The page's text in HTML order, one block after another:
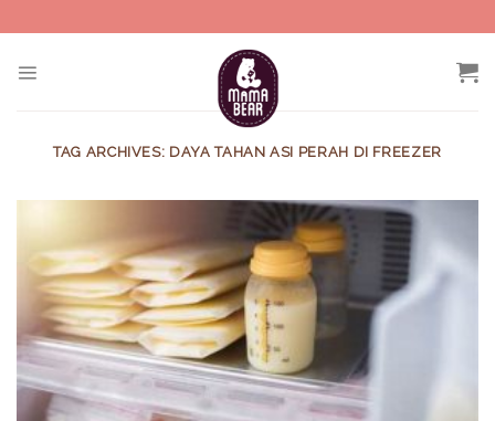
to
TAG ARCHIVES: DAYA TAHAN ASI PERAH DI FREEZER